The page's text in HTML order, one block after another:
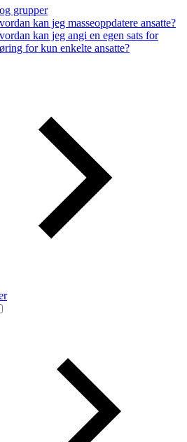
grupper
kan jeg masseoppdatere ansatte?
kan jeg angi en egen sats for
for kun enkelte ansatte?